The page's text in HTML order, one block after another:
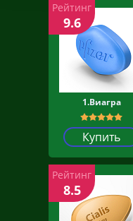
1.Виагра
Купить
Рейтинг
9.6
Рейтинг
8.5